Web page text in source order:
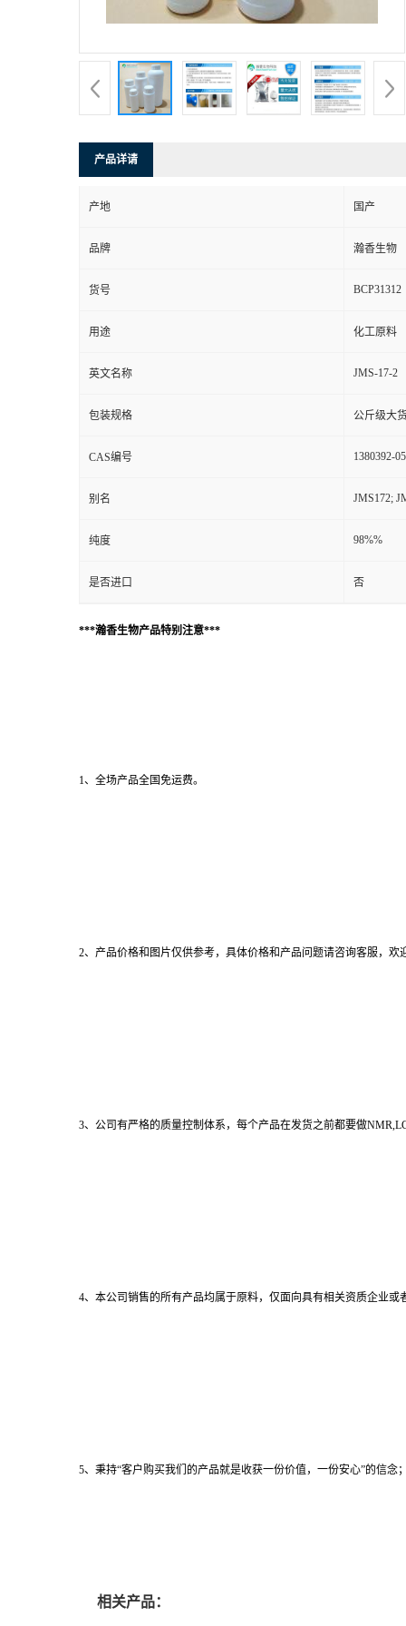
产品详请
产地 国产
品牌 瀚香生物
货号 BCP31312
用途 化工原料
英文名称 JMS-17-2
包装规格 公斤级大
CAS编号 1380392-
别名 JMS172;
纯度 98%%
是否进口 否
***瀚香生物产品特别注意***
1、全场产品全国免运费。
2、产品价格和图片仅供参考，具体价格和产品问题请咨询客服，欢
3、公司有严格的质量控制体系，每个产品在发货之前都要做
4、本公司销售的所有产品均属于原料，仅面向具有相关资质企业
5、秉持“客户购买我们的产品就是收获一份价值，一份安心”的信念
相关产品：